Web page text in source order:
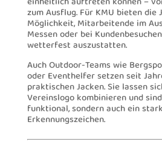
zum Ausflug. Für KMU bieten die
Möglichkeit, Mitarbeitende im
Messen oder bei
wetterfest auszustatten.
Auch Outdoor-Teams wie
oder Eventhelfer setzen seit
praktischen Jacken. Sie lassen
Vereinslogo kombinieren und
funktional, sondern auch ein
Erkennungszeichen.